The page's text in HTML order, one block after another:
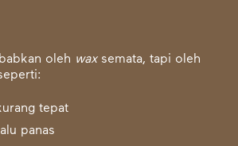
oleh wax semata, tapi oleh
tepat
panas